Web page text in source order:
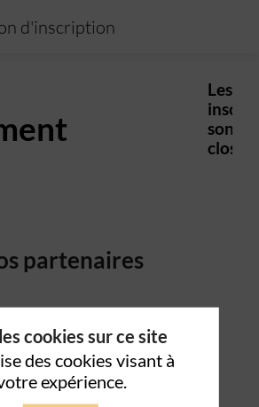
d'inscription
Les
sont
closes.
partenaires
cookies sur ce site
des cookies visant à
expérience.